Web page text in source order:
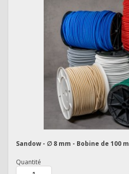
Sandow - ∅ 8 mm - Bobine de 100 m
Quantité